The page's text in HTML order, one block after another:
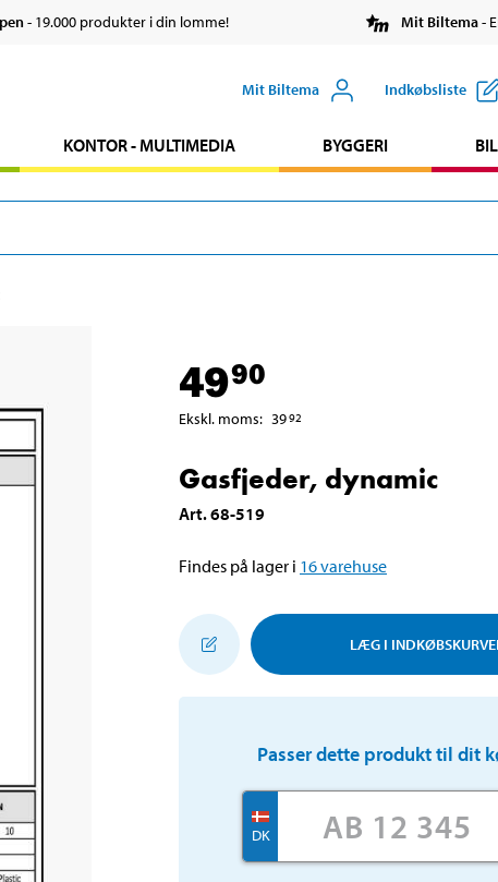
- 19.000 produkter i din lomme! Mit Biltema-
Mit Biltema Indkøbsliste
KONTOR - MULTIMEDIA BYGGERI
4990
Ekskl. moms: 3992
Gasfjeder, dynamic
Art.68-519
Findes på lager i 16varehuse
LÆG I
Passer dette produkt til dit
DK